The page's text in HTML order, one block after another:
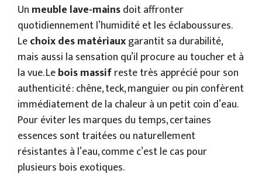
Un meuble lave-mainsdoit affronter
quotidiennement l’humidité et les éclaboussures.
Lechoix des matériauxgarantit sa durabilité,
mais aussi la sensation qu’il procure au toucher et à
la vue. Lebois massifreste très apprécié pour son
authenticité : chêne, teck, manguier ou pin confèrent
immédiatement de la chaleur à un petit coin d’eau.
Pour éviter les marques du temps, certaines
essences sont traitées ou naturellement
résistantes à l’eau, comme c’est le cas pour
plusieurs bois exotiques.